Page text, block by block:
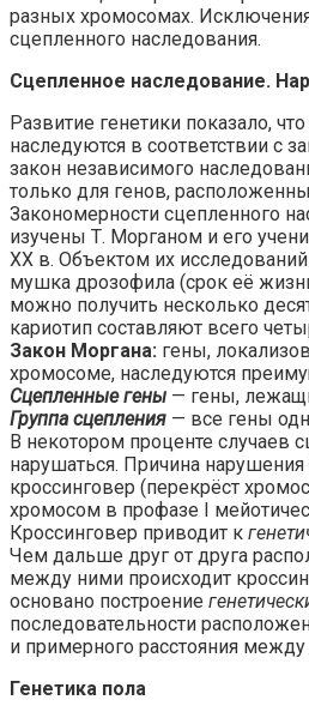
разных хромосомах.
сцепленного наследования.
Сцепленное наследование.
Развитие генетики показало,
наследуются в соответствии с
закон независимого
только для генов,
Закономерности сцепленного
изучены Т. Морганом и его
XX в. Объектом их
мушка дрозофила (срок её
можно получить несколько
кариотип составляют всего
Закон Моргана: гены,
хромосоме, наследуются
Сцепленные гены — гены,
Группа сцепления — все гены
В некотором проценте случаев
нарушаться. Причина
кроссинговер (перекрёст
хромосом в профазе I
Кроссинговер приводит к
Чем дальше друг от друга
между ними происходит
основано построение
последовательности
и примерного расстояния
Генетика пола